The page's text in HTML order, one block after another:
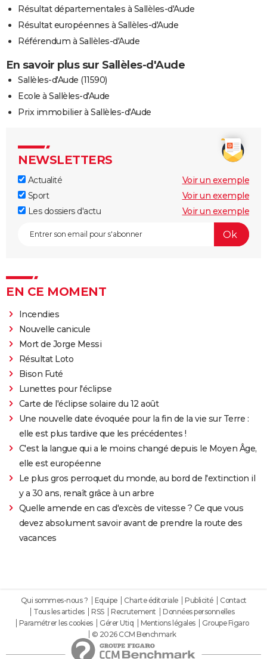
Résultat départementales à Sallèles-d'Aude
Résultat européennes à Sallèles-d'Aude
Référendum à Sallèles-d'Aude
En savoir plus sur Sallèles-d'Aude
Sallèles-d'Aude (11590)
Ecole à Sallèles-d'Aude
Prix immobilier à Sallèles-d'Aude
NEWSLETTERS
Actualité
Voir un exemple
Sport
Voir un exemple
Les dossiers d'actu
Voir un exemple
EN CE MOMENT
Incendies
Nouvelle canicule
Mort de Jorge Messi
Résultat Loto
Bison Futé
Lunettes pour l'éclipse
Carte de l'éclipse solaire du 12 août
Une nouvelle date évoquée pour la fin de la vie sur Terre :
elle est plus tardive que les précédentes !
C'est la langue qui a le moins changé depuis le Moyen Âge,
elle est européenne
Le plus gros perroquet du monde, au bord de l'extinction il
y a 30 ans, renaît grâce à un arbre
Quelle amende en cas d'excès de vitesse ? Ce que vous
devez absolument savoir avant de prendre la route des
vacances
Qui sommes-nous ? Equipe Charte éditoriale Publicité
Contact
Tous les articles
RSS Recrutement
Données personnelles
Paramétrer les cookies
Gérer Utiq Mentions légales
Groupe Figaro
© 2026 CCM Benchmark